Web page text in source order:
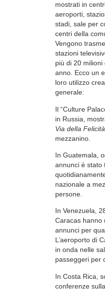
mostrati in
aeroporti,
stadi, sale per
centri della
Vengono
stazioni
più di 20
anno. Ecco un
loro utilizzo
generale:
Il “Culture
in Russia,
Via della Felicità
mezzanino.
In Guatemala,
annunci è stato
nazionale a
persone.
In Venezuela,
Caracas hanno
annunci per
L’aeroporto di
in onda nelle
passeggeri per
In Costa Rica,
conferenze